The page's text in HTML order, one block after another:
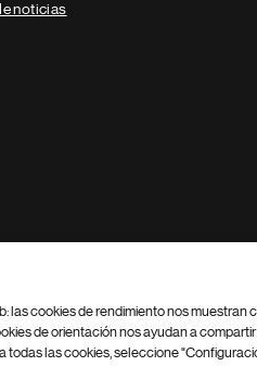
noticias
las cookies de rendimiento nos muestran
de orientación nos ayudan a
todas las cookies, seleccione